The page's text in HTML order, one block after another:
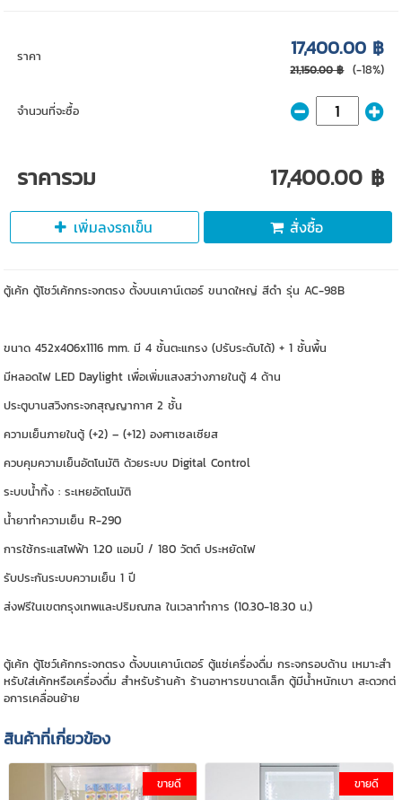
ราคา 17,400.00 ฿
21,150.00 ฿ (-18%)
จำนวนที่จะซื้อ
ราคารวม 17,400.00 ฿
เพิ่มลงรถเข็น สั่งซื้อ
ตู้เค้ก ตู้โชว์เค้กกระจกตรง ตั้งบนเคาน์เตอร์ ขนาดใหญ่ สีดำ รุ่น AC-98B
ขนาด 452x406x1116 mm. มี 4 ชั้นตะแกรง (ปรับระดับได้) + 1 ชั้นพื้น
มีหลอดไฟ LED Daylight เพื่อเพิ่มแสงสว่างภายในตู้ 4 ด้าน
ประตูบานสวิงกระจกสุญญากาศ 2 ชั้น
ความเย็นภายในตู้ (+2) – (+12) องศาเซลเซียส
ควบคุมความเย็นอัตโนมัติ ด้วยระบบ Digital Control
ระบบน้ำทิ้ง : ระเหยอัตโนมัติ
น้ำยาทำความเย็น R-290
การใช้กระแสไฟฟ้า 1.20 แอมป์ / 180 วัตต์ ประหยัดไฟ
รับประกันระบบความเย็น 1 ปี
ส่งฟรีในเขตกรุงเทพและปริมณฑล ในเวลาทำการ (10.30-18.30 น.)
ตู้เค้ก ตู้โชว์เค้กกระจกตรง ตั้งบนเคาน์เตอร์ ตู้แช่เครื่องดื่ม กระจกรอบด้าน เหมาะสำ
หรับใส่เค้กหรือเครื่องดื่ม สำหรับร้านค้า ร้านอาหารขนาดเล็ก ตู้มีน้ำหนักเบา สะดวกต่
อการเคลื่อนย้าย
สินค้าที่เกี่ยวข้อง
ขายดี ขายดี